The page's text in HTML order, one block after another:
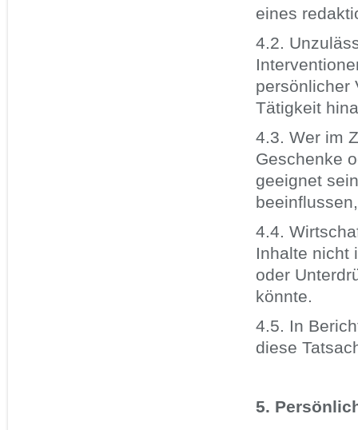
eines
4.2.
persönlicher
Tätigkeit
4.3. Wer im
Geschenke
geeignet
4.4.
Inhalte nicht
oder
könnte.
4.5. In
diese
5.